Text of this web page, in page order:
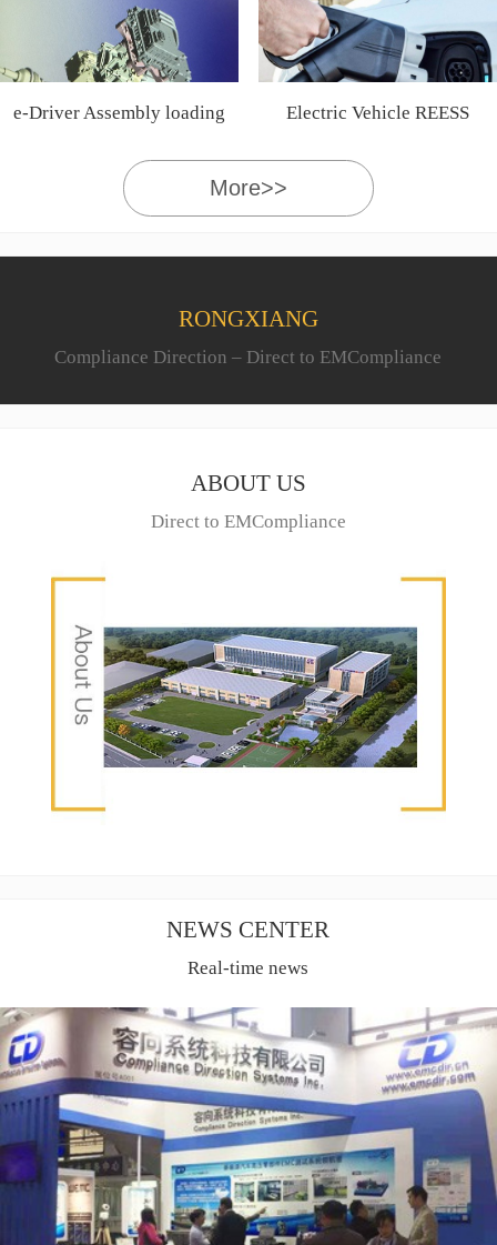
e-Driver Assembly loading
Electric Vehicle REESS
More>>
RONGXIANG
Compliance Direction – Direct to EMCompliance
ABOUT US
Direct to EMCompliance
NEWS CENTER
Real-time news